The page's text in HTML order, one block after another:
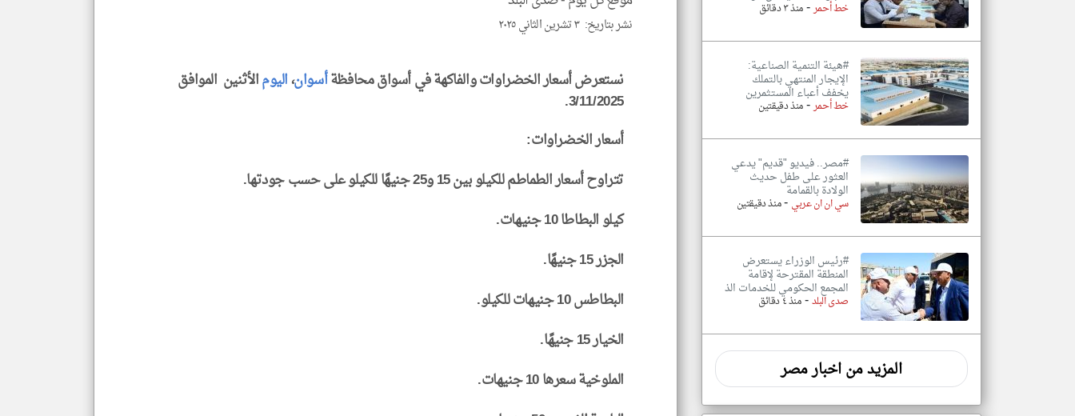
نشر بتاريخ: ٣ تشرين الثاني ٢٠٢٥
نستعرض أسعار الخضراوات والفاكهة في أسواق محافظةأسوان،اليومالأثنين الموافق
3/11/2025.
أسعار الخضراوات:
تتراوح أسعار الطماطم للكيلو بين 15 و25 جنيهًا للكيلو على حسب جودتها.
كيلو البطاطا 10 جنيهات.
الجزر 15 جنيهًا.
البطاطس 10 جنيهات للكيلو.
الخيار 15 جنيهًا.
الملوخية سعرها 10 جنيهات.
خط أحمر-منذ ٣ دقائق
#هيئة التنمية الصناعية:
الإيجار المنتهي بالتملك
يخفف أعباء المستثمرين
خط أحمر-منذ دقيقتين
#مصر.. فيديو "قديم" يدعي
العثور على طفل حديث
الولادة بالقمامة
سي ان ان عربي -منذ دقيقتين
#رئيس الوزراء يستعرض
المنطقة المقترحة لإقامة
المجمع الحكومي للخدمات الذ
صدى البلد-منذ ٤ دقائق
المزيد من اخبار مصر